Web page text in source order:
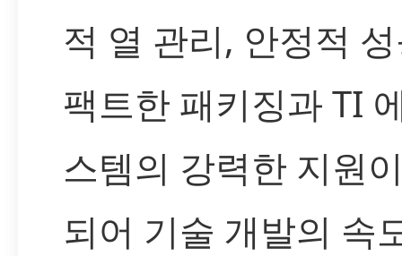
적 열 관리, 안정적
팩트한 패키징과 TI
스템의 강력한 지원
되어 기술 개발의 속